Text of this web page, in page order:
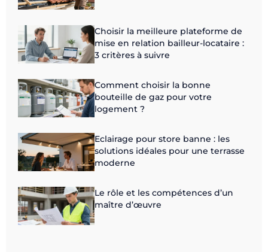
Choisir la meilleure plateforme de
mise en relation bailleur-locataire :
3 critères à suivre
Comment choisir la bonne
bouteille de gaz pour votre
logement ?
Eclairage pour store banne : les
solutions idéales pour une terrasse
moderne
Le rôle et les compétences d’un
maître d’œuvre